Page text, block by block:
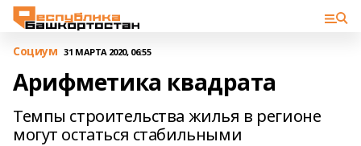
Cоциум 31 МАРТА 2020, 06:55
Арифметика квадрата
Темпы строительства жилья в регионе
могут остаться стабильными